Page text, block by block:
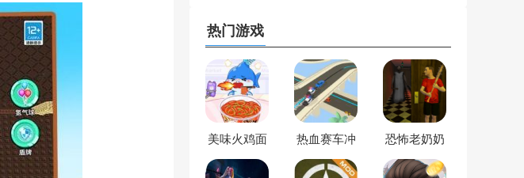
热门游戏
美味火鸡面
热血赛车冲
恐怖老奶奶